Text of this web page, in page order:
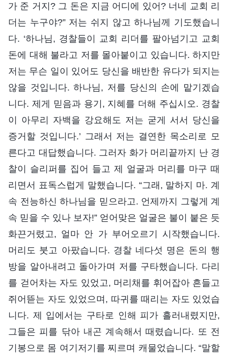
가 준 거지? 그 돈은 지금 어디에 있어? 너네 교회 리
더는 누구야?” 저는 쉬지 않고 하나님께 기도했습니
다. ‘하나님, 경찰들이 교회 리더를 팔아넘기고 교회
돈에 대해 불라고 저를 몰아붙이고 있습니다. 하지만
저는 무슨 일이 있어도 당신을 배반한 유다가 되지는
않을 것입니다. 하나님, 저를 당신의 손에 맡기겠습
니다. 제게 믿음과 용기, 지혜를 더해 주십시오. 경찰
이 아무리 자백을 강요해도 저는 굳게 서서 당신을
증거할 것입니다.’ 그래서 저는 결연한 목소리로 모
른다고 대답했습니다. 그러자 화가 머리끝까지 난 경
찰이 슬리퍼를 집어 들고 제 얼굴과 머리를 마구 때
리면서 표독스럽게 말했습니다. “그래, 말하지 마. 계
속 전능하신 하나님을 믿으라고. 언제까지 그렇게 계
속 믿을 수 있나 보자!” 얻어맞은 얼굴은 불이 붙은 듯
화끈거렸고, 얼마 안 가 부어오르기 시작했습니다.
머리도 붓고 아팠습니다. 경찰 네다섯 명은 돈의 행
방을 알아내려고 돌아가며 저를 구타했습니다. 다리
를 걷어차는 자도 있었고, 머리채를 휘어잡아 흔들고
쥐어뜯는 자도 있었으며, 따귀를 때리는 자도 있었습
니다. 제 입에서는 구타로 인해 피가 흘러내렸지만,
그들은 피를 닦아 내곤 계속해서 때렸습니다. 또 전
기봉으로 몸 여기저기를 찌르며 캐물었습니다. “말할